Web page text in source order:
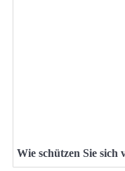
Wie schützen Sie